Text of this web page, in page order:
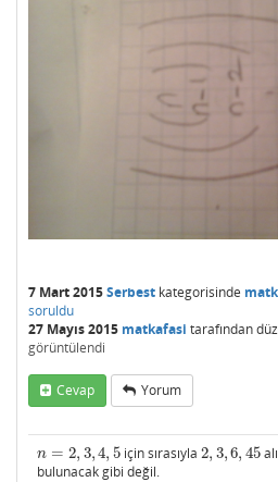
7 Mart 2015Serbest kategorisinde
soruldu
27 Mayıs 2015 matkafasi tarafından
görüntülendi
Cevap Yorum
n = 2, 3,4, 5
n= 2, 3,4 ,5 için sırasıyla2, 3, 6, 45
2, 3,6,45
bulunacak gibi değil.